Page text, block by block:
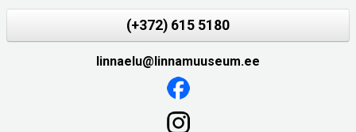
(+372) 615 5180
linnaelu@linnamuuseum.ee